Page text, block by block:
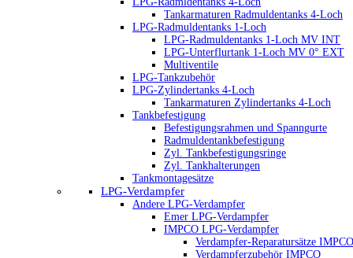
Tankarmaturen Radmuldentanks 4-Loch
LPG-Radmuldentanks 1-Loch
LPG-Radmuldentanks 1-Loch MV INT
LPG-Unterflurtank 1-Loch MV 0° EXT
Multiventile
LPG-Tankzubehör
LPG-Zylindertanks 4-Loch
Tankarmaturen Zylindertanks 4-Loch
Tankbefestigung
Befestigungsrahmen und Spanngurte
Radmuldentankbefestigung
Zyl. Tankbefestigungsringe
Zyl. Tankhalterungen
Tankmontagesätze
LPG-Verdampfer
Andere LPG-Verdampfer
Emer LPG-Verdampfer
IMPCO LPG-Verdampfer
Verdampfer-Reparatursätze IMPCO
Verdampferzubehör IMPCO